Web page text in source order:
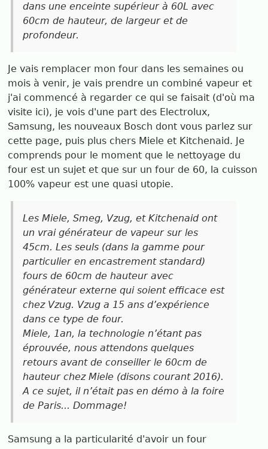
dans une enceinte supérieur à 60L avec
60cm de hauteur, de largeur et de
profondeur.
Je vais remplacer mon four dans les semaines ou
mois à venir, je vais prendre un combiné vapeur et
j'ai commencé à regarder ce qui se faisait (d'où ma
visite ici), je vois d'une part des Electrolux,
Samsung, les nouveaux Bosch dont vous parlez sur
cette page, puis plus chers Miele et Kitchenaid. Je
comprends pour le moment que le nettoyage du
four est un sujet et que sur un four de 60, la cuisson
100% vapeur est une quasi utopie.
Les Miele, Smeg, Vzug, et Kitchenaid ont
un vrai générateur de vapeur sur les
45cm. Les seuls (dans la gamme pour
particulier en encastrement standard)
fours de 60cm de hauteur avec
générateur externe qui soient efficace est
chez Vzug. Vzug a 15 ans d’expérience
dans ce type de four.
Miele, 1an, la technologie n’étant pas
éprouvée, nous attendons quelques
retours avant de conseiller le 60cm de
hauteur chez Miele (disons courant 2016).
A ce sujet, il n’était pas en démo à la foire
de Paris... Dommage!
Samsung a la particularité d'avoir un four